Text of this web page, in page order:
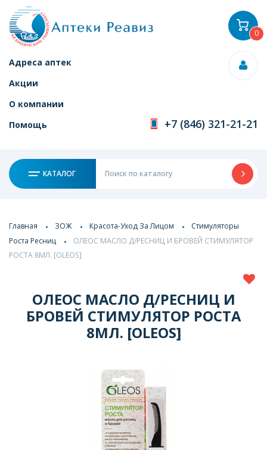
Адреса аптек
Акции
О компании
Помощь
+7 (846) 321-21-21
КАТАЛОГ
0
Главная ЗОЖ Красота-Уход За Лицом
Стимуляторы
Роста Ресниц
ОЛЕОС МАСЛО Д/РЕСНИЦ И БРОВЕЙ СТИМУЛЯТОР
РОСТА 8МЛ. [OLEOS]
ОЛЕОС МАСЛО Д/РЕСНИЦ И
БРОВЕЙ СТИМУЛЯТОР РОСТА
8МЛ. [OLEOS]